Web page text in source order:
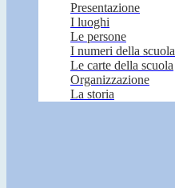
Presentazione
I luoghi
Le persone
I numeri della scuola
Le carte della scuola
Organizzazione
La storia